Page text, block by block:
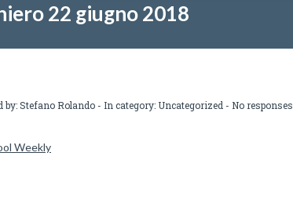
22 giugno 2018
by:Stefano Rolando - In category: Uncategorized - No responses
Weekly